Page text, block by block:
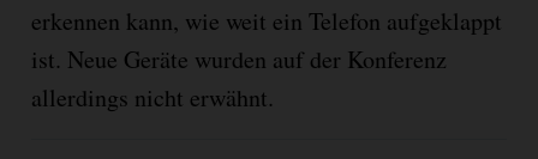
erkennen kann, wie weit ein Telefon aufgeklappt
ist. Neue Geräte wurden auf der Konferenz
allerdings nicht erwähnt.